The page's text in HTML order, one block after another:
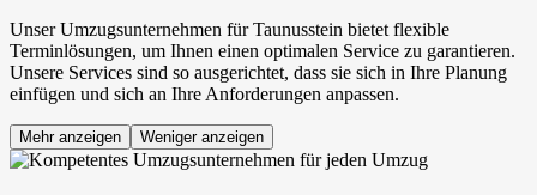
Unser Umzugsunternehmen für Taunusstein bietet flexible
Terminlösungen, um Ihnen einen optimalen Service zu garantieren.
Unsere Services sind so ausgerichtet, dass sie sich in Ihre Planung
einfügen und sich an Ihre Anforderungen anpassen.
Mehr anzeigen Weniger anzeigen